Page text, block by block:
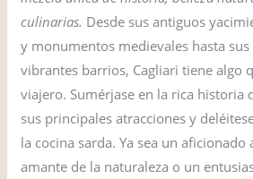
culinarias. Desde sus antiguos
y monumentos medievales hasta
vibrantes barrios, Cagliari tiene algo
viajero. Sumérjase en la rica historia
sus principales atracciones y
la cocina sarda. Ya sea un aficionado
amante de la naturaleza o un